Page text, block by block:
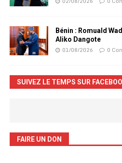
Bénin : Romuald
Aliko Dangote
01/08/2026 0
SUIVEZ LE TEMPS SUR
FAIRE UN DON